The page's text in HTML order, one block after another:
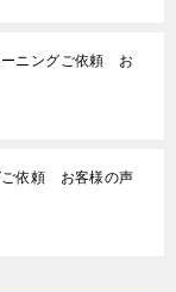
ーニングご依頼 お
ご依頼 お客様の声